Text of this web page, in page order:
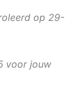
op 29-
voor jouw